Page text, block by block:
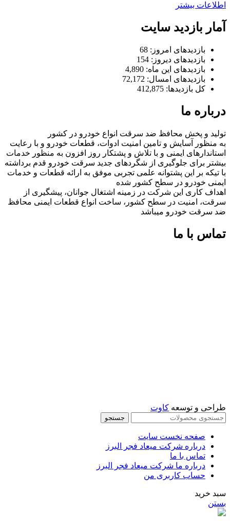
اطلاعات بیشتر
آمار بازدید سایت
بازدیدهای امروز: 68
بازدیدهای دیروز: 154
بازدیدهای این ماه: 4,890
بازدیدهای امسال: 72,172
کل بازدیدها: 412,875
درباره ما
تولید و پخش محافظ ضد سرقت انواع خودرو در کشور
به منظور آسایش و تامین امنیت ادوات، قطعات خودرو و با رعایت
استاندارهای ایمنی و با تلاش و پشتکار روز افزون به منظور خدمات
بیشتر برای جلوگیری از شگردهای جدید سرقت خودرو قدم برداشته
با تیکه بر این پشتوانه علمی تجربی موفق به ارائه قطعات و خدمات
ایمنی خودرو در سطح کشور شده
اهداف کاری این شرکت در زمینه اشتغال جوانان، پیشگیری از
سرقت، امنیت در سطح کشور، ساخت انواع قطعات ایمنی محافظ
ضد سرقت خودرو میباشد
تماس با ما
طراحی و توسعه کاوت
جستجو
صفحه نخست سایت
درباره شرکت میعاد فجر البرز
تماس با ما
درباره ما شرکت میعاد فجر البرز
حساب کاربری من
سبد خرید
بستن